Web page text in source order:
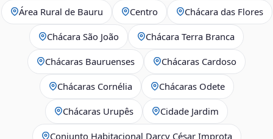
Área Rural de Bauru Centro Chácara das Flores
Chácara São João Chácara Terra Branca
Chácaras Bauruenses Chácaras Cardoso
Chácaras Cornélia Chácaras Odete
Chácaras Urupês Cidade Jardim
Conjunto Habitacional Darcy César Improta